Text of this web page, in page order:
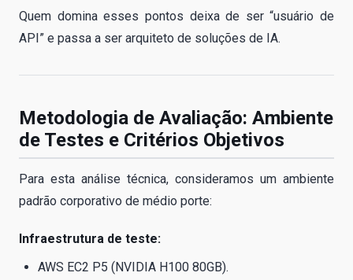
Quem domina esses pontos deixa de ser “usuário de
API” e passa a ser arquiteto de soluções de IA.
Metodologia de Avaliação: Ambiente
de Testes e Critérios Objetivos
Para esta análise técnica, consideramos um ambiente
padrão corporativo de médio porte:
Infraestrutura de teste:
AWS EC2 P5 (NVIDIA H100 80GB).